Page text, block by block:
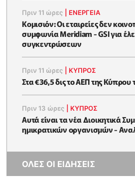
Πριν 11 ώρες ΕΝΈΡΓΕΙΑ
Κομισιόν: Οι εταιρείες δεν
συμφωνία Meridiam - GSI για
συγκεντρώσεων
Πριν 11 ώρες ΚΥΠΡΟΣ
Στα €36,5 δις το ΑΕΠ της Κύπρου
Πριν 13 ώρες ΚΥΠΡΟΣ
Αυτά είναι τα νέα Διοικητικά
ημικρατικών οργανισμών -
ΟΛΕΣ ΟΙ ΕΙΔΗΣΕΙΣ